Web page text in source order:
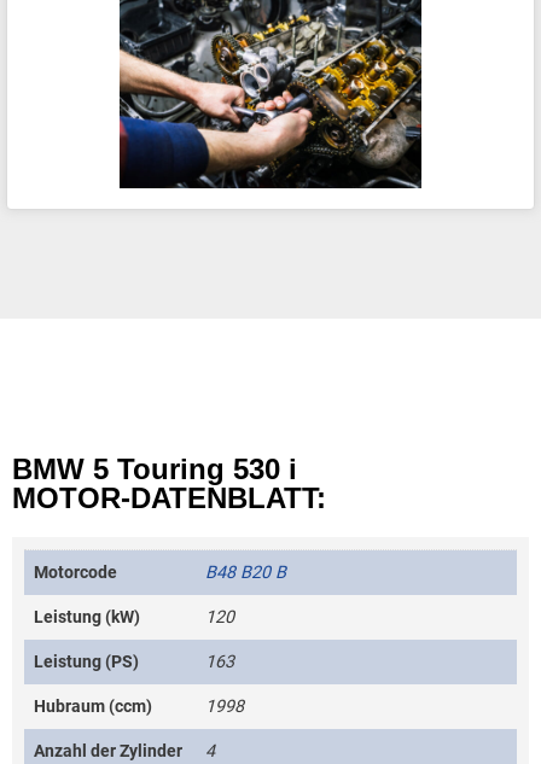
BMW 5 Touring 530 i
MOTOR-DATENBLATT:
Motorcode B48 B20 B
Leistung (kW) 120
Leistung (PS) 163
Hubraum (ccm) 1998
Anzahl der Zylinder 4